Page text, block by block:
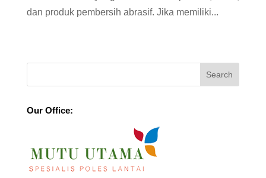
dan produk pembersih abrasif. Jika memiliki...
Our Office: